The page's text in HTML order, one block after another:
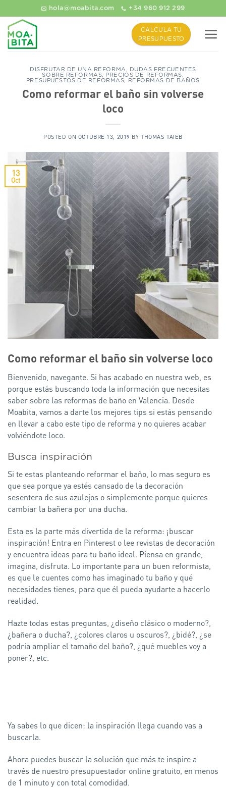
al
contenido
hola@moabita.com +34 960 912 299
CALCULA TU
PRESUPUESTO
DISFRUTAR DE UNA REFORMA
DUDAS FRECUENTES
SOBRE REFORMAS
PRECIOS DE REFORMAS
PRESUPUESTOS DE REFORMAS
REFORMAS DE BAÑOS
Como reformar el baño sin volverse
loco
POSTED ON OCTUBRE 13, 2019 BYTHOMAS TAIEB
13
Oct
Como reformar el baño sin volverse loco
Bienvenido, navegante. Si has acabado en nuestra web, es
porque estás buscando toda la información que necesitas
saber sobre las reformas de baño en Valencia. Desde
Moabita, vamos a darte los mejores tips si estás pensando
en llevar a cabo este tipo de reforma y no quieres acabar
volviéndote loco.
Busca inspiración
Si te estas planteando reformar el baño, lo mas seguro es
que sea porque ya estés cansado de la decoración
sesentera de sus azulejos o simplemente porque quieres
cambiar la bañera por una ducha.
Esta es la parte más divertida de la reforma: ¡buscar
inspiración! Entra en Pinterest o lee revistas de decoración
y encuentra ideas para tu baño ideal. Piensa en grande,
imagina, disfruta. Lo importante para un buen reformista,
es que le cuentes como has imaginado tu baño y qué
necesidades tienes, para que él pueda ayudarte a hacerlo
realidad.
Hazte todas estas preguntas, ¿diseño clásico o moderno?,
¿bañera o ducha?, ¿colores claros u oscuros?, ¿bidé?, ¿se
podría ampliar el tamaño del baño?, ¿qué muebles voy a
poner?, etc.
Ya sabes lo que dicen: la inspiración llega cuando vas a
buscarla.
Ahora puedes buscar la solución que más te inspire a
través de nuestro presupuestador online gratuito, en menos
de 1 minuto y con total comodidad.